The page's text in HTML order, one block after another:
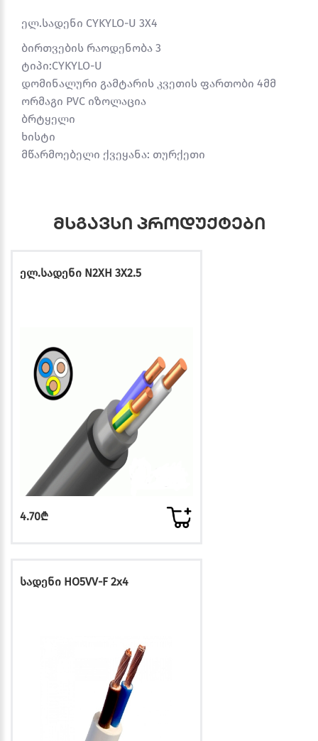
ელ.სადენი CYKYLO-U 3X4
ბირთვების რაოდენობა 3
ტიპი:CYKYLO-U
დომინალური გამტარის კვეთის ფართობი 4მმ
ორმაგი PVC იზოლაცია
ბრტყელი
ხისტი
მწარმოებელი ქვეყანა: თურქეთი
მსგავსი პროდუქტები
ელ.სადენი N2XH 3X2.5
4.70₾
სადენი HO5VV-F 2x4